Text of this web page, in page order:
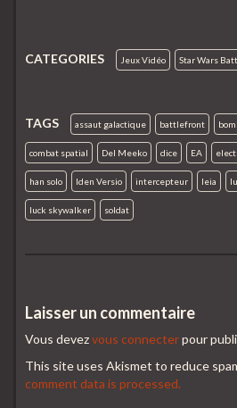
CATEGORIES Jeux Vidéo Star Wars
TAGS assaut galactique battlefront
combat spatial Del Meeko dice EA
han solo Iden Versio intercepteur leia
luck skywalker soldat
Laisser un commentaire
Vous devezvous connecterpour
This site uses Akismet to reduce
comment data is processed.